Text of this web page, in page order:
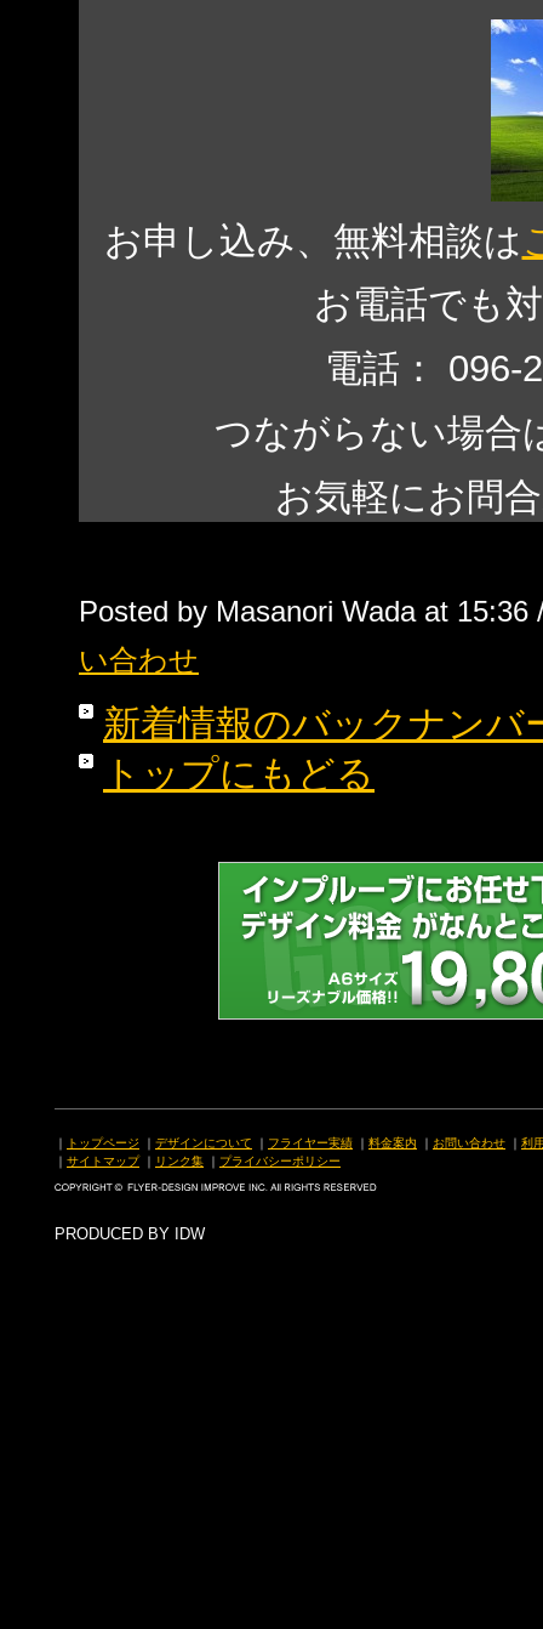
お申し込み、無料相談は
お電話でも
電話：
096-
つながらない場合
お気軽にお問
Posted by Masanori Wada at
い合わせ
新着情報のバックナンバ
トップにもどる
｜ トップページ ｜ デザインについて ｜ フライヤー実績 ｜ 料金案内 ｜ お問い合わせ ｜ 利
｜ サイトマップ｜ リンク集 ｜ プライバシーポリシー
PRODUCED BY IDW